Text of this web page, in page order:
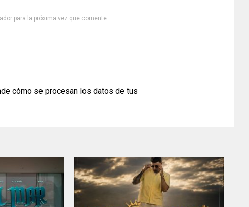
para la próxima vez que comente.
cómo se procesan los datos de tus